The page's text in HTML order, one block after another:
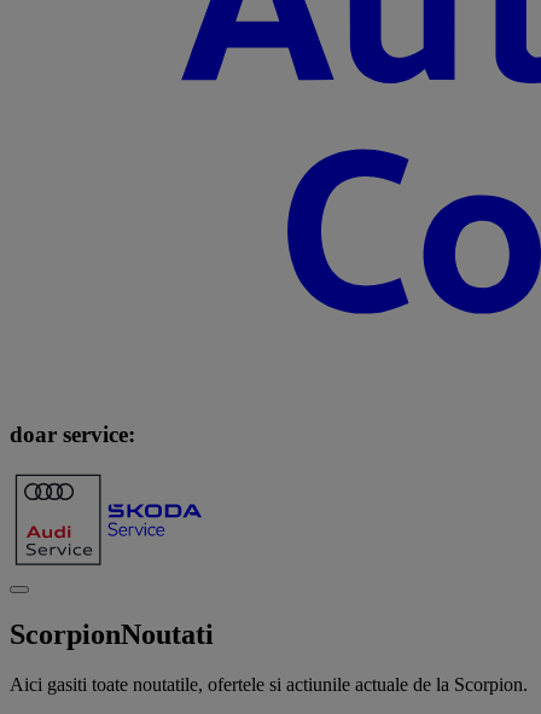
doar service:
ScorpionNoutati
Aici gasiti toate noutatile, ofertele si actiunile actuale de la Scorpion.